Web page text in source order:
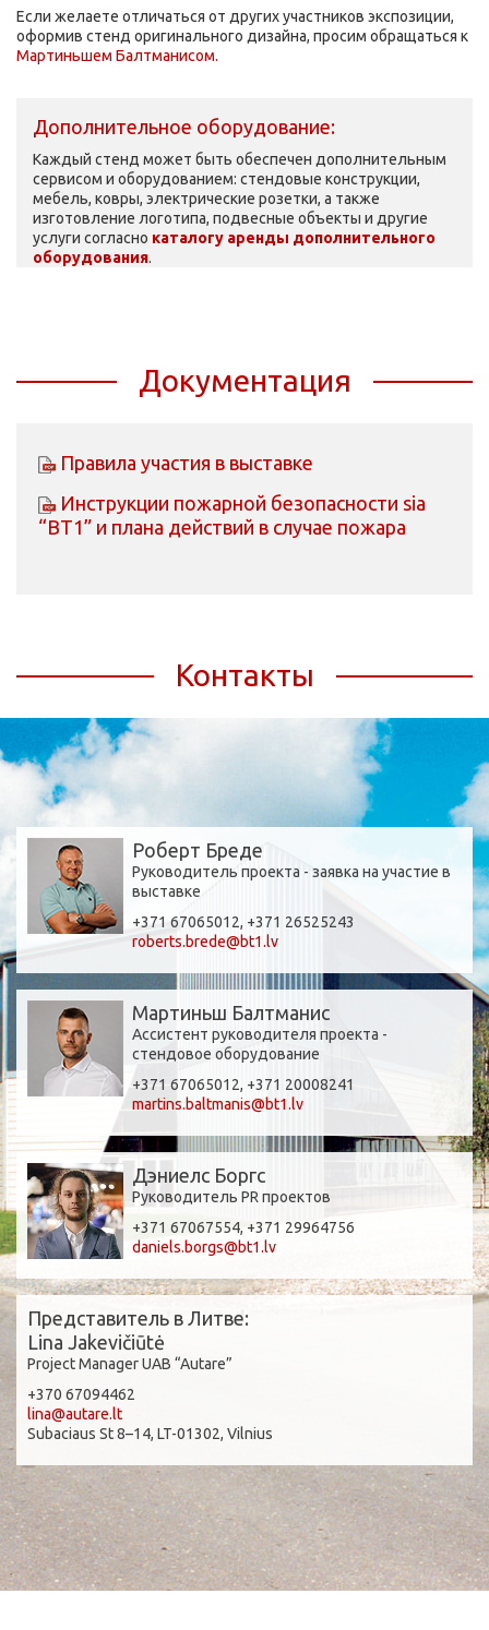
Если желаете отличаться от других участников экспозиции,
оформив стенд оригинального дизайна, просим обращаться к
Мартиньшем Балтманисом.
Дополнительное оборудование:
Каждый стенд может быть обеспечен дополнительным
сервисом и оборудованием: стендовые конструкции,
мебель, ковры, электрические розетки, а также
изготовление логотипа, подвесные объекты и другие
услуги согласно каталогу аренды дополнительного
оборудования.
Документация
Правила участия в выставке
Инструкции пожарной безопасности sia
“BT1” и плана действий в случае пожара
Контакты
Роберт Бреде
Руководитель проекта - заявка на участие в
выставке
+371 67065012, +371 26525243
roberts.brede@bt1.lv
Мартиньш Балтманис
Ассистент руководителя проекта -
стендовое оборудование
+371 67065012, +371 20008241
martins.baltmanis@bt1.lv
Дэниелс Боргс
Руководитель PR проектов
+371 67067554, +371 29964756
daniels.borgs@bt1.lv
Представитель в Литве:
Lina Jakevičiūtė
Project Manager UAB “Autare”
+370 67094462
lina@autare.lt
Subaciaus St 8–14, LT-01302, Vilnius